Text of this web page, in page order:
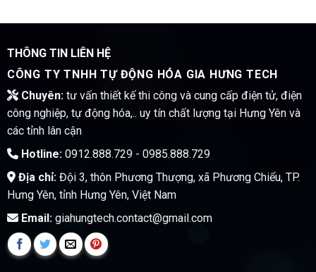
THÔNG TIN LIÊN HỆ
CÔNG TY TNHH TỰ ĐỘNG HÓA GIA HƯNG TECH
Chuyên:tư vấn thiết kế thi công và cung cấp điện tử, điện
công nghiệp, tự động hóa,.. uy tín chất lượng tại Hưng Yên và
các tỉnh lân cận
Hotline:0912.888.729 - 0985.888.729
Địa chỉ:Đội 3, thôn Phương Thượng, xã Phương Chiểu, TP.
Hưng Yên, tỉnh Hưng Yên, Việt Nam
Email:giahungtech.contact@gmail.com